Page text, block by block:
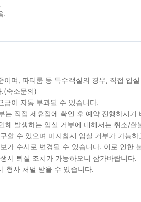
.
이며, 파티룸 등 특수객실의 경우, 직접 입
숙소문의)
금이 자동 부과될 수 있습니다.
는 직접 제휴점에 확인 후 예약 진행하시기
해 발생하는 입실 거부에 대해서는 취소/환
할 수 있으며 미지참시 입실 거부가 가능
가 수시로 변경될 수 있습니다. 이로 인한
시 퇴실 조치가 가능하오니 삼가바랍니다.
형사 처벌 받을 수 있습니다.